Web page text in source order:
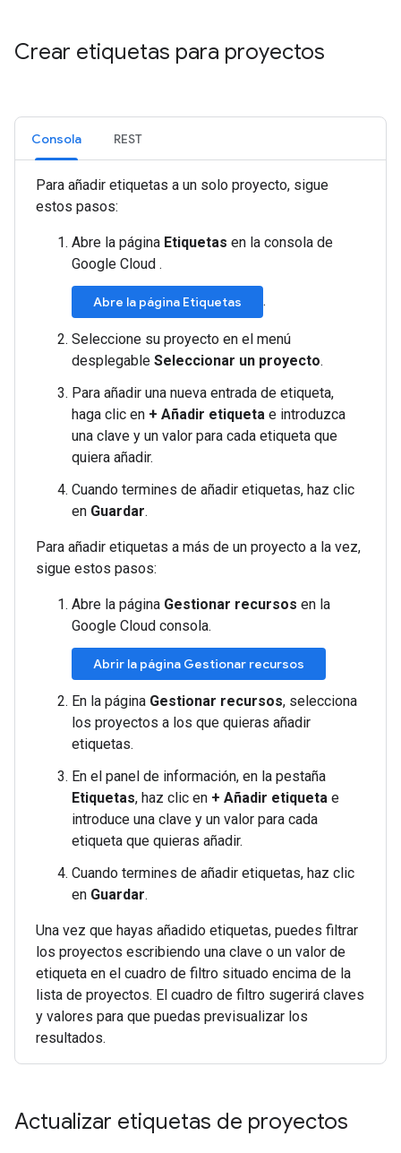
Crear etiquetas para proyectos
Consola REST
Para añadir etiquetas a un solo proyecto, sigue
estos pasos:
Abre la página Etiquetas en la consola de
Google Cloud .
Abre la página Etiquetas .
Seleccione su proyecto en el menú
desplegable Seleccionar un proyecto.
Para añadir una nueva entrada de etiqueta,
haga clic en + Añadir etiqueta e introduzca
una clave y un valor para cada etiqueta que
quiera añadir.
Cuando termines de añadir etiquetas, haz clic
en Guardar.
Para añadir etiquetas a más de un proyecto a la vez,
sigue estos pasos:
Abre la página Gestionar recursos en la
Google Cloud consola.
Abrir la página Gestionar recursos
En la página Gestionar recursos, selecciona
los proyectos a los que quieras añadir
etiquetas.
En el panel de información, en la pestaña
Etiquetas, haz clic en + Añadir etiqueta e
introduce una clave y un valor para cada
etiqueta que quieras añadir.
Cuando termines de añadir etiquetas, haz clic
en Guardar.
Una vez que hayas añadido etiquetas, puedes filtrar
los proyectos escribiendo una clave o un valor de
etiqueta en el cuadro de filtro situado encima de la
lista de proyectos. El cuadro de filtro sugerirá claves
y valores para que puedas previsualizar los
resultados.
Actualizar etiquetas de proyectos